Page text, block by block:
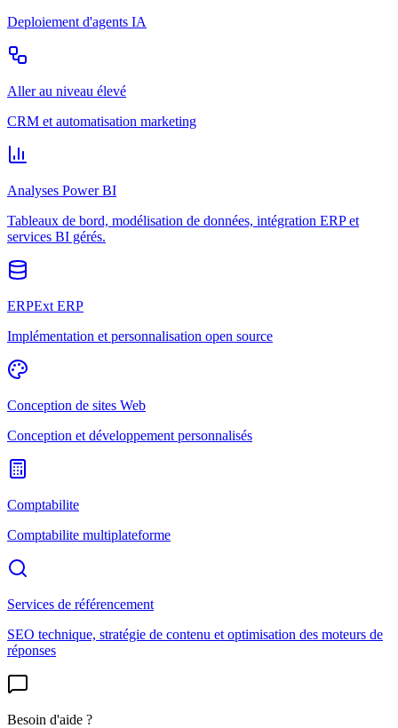
Deploiement d'agents IA
Aller au niveau élevé
CRM et automatisation marketing
Analyses Power BI
Tableaux de bord, modélisation de données, intégration ERP et
services BI gérés.
ERPExt ERP
Implémentation et personnalisation open source
Conception de sites Web
Conception et développement personnalisés
Comptabilite
Comptabilite multiplateforme
Services de référencement
SEO technique, stratégie de contenu et optimisation des moteurs de
réponses
Besoin d'aide ?